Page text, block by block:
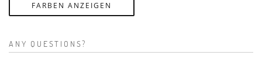
FARBEN ANZEIGEN
ANY QUESTIONS?